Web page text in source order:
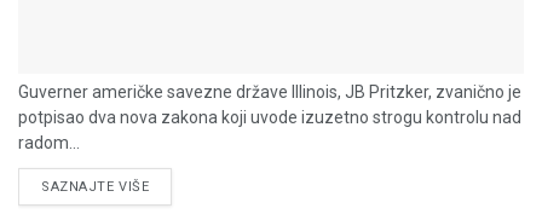
Guverner američke savezne države Illinois, JB Pritzker, zvanično je
potpisao dva nova zakona koji uvode izuzetno strogu kontrolu nad
radom...
SAZNAJTE VIŠEDETAILS